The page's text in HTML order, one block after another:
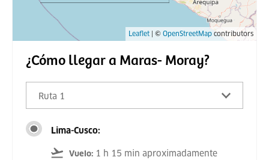
Leaflet | © OpenStreetMap contributors
¿Cómo llegar a Maras- Moray?
Ruta 1
Lima-Cusco:
Vuelo: 1 h 15 min aproximadamente